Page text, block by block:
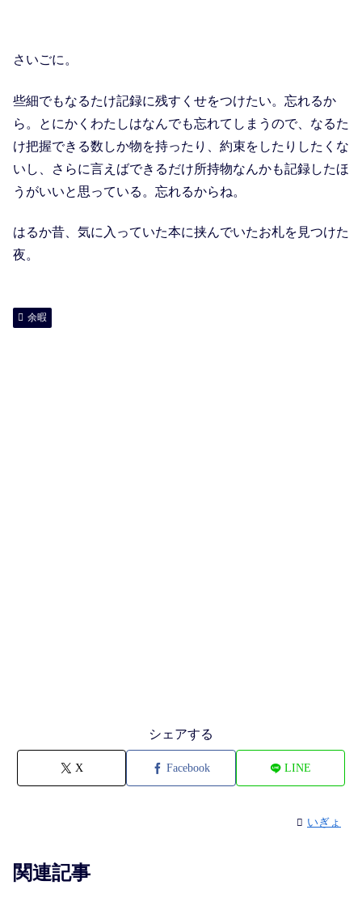
さいごに。
些細でもなるたけ記録に残すくせをつけたい。忘れるか
ら。とにかくわたしはなんでも忘れてしまうので、なるた
け把握できる数しか物を持ったり、約束をしたりしたくな
いし、さらに言えばできるだけ所持物なんかも記録したほ
うがいいと思っている。忘れるからね。
はるか昔、気に入っていた本に挟んでいたお札を見つけた
夜。
余暇
シェアする
X Facebook LINE
いぎょ
関連記事